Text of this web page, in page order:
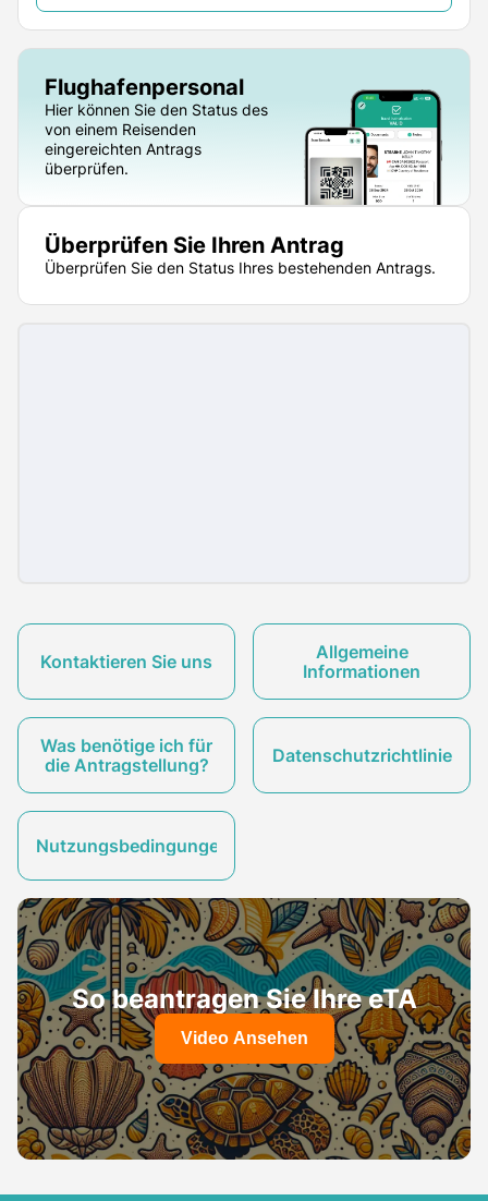
Flughafenpersonal
Hier können Sie den Status des
von einem Reisenden
eingereichten Antrags
überprüfen.
Überprüfen Sie Ihren Antrag
Überprüfen Sie den Status Ihres bestehenden Antrags.
Kontaktieren Sie uns
Allgemeine
Informationen
Was benötige ich für
die Antragstellung?
Datenschutzrichtlinie
Nutzungsbedingungen
So beantragen Sie Ihre eTA
Video Ansehen